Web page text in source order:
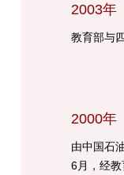
2003年
教育部与
2000年
由中国石
6月，经